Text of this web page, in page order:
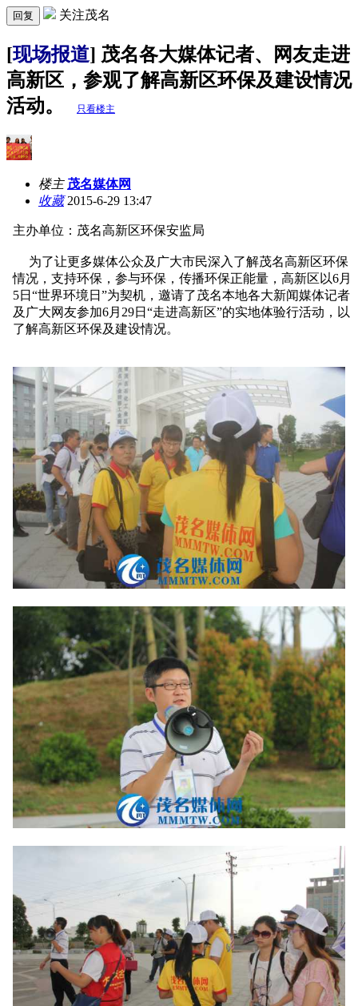
回复 关注茂名
[现场报道] 茂名各大媒体记者、网友走进
高新区，参观了解高新区环保及建设情况
活动。
只看楼主
楼主 茂名媒体网
收藏2015-6-29 13:47
主办单位：茂名高新区环保安监局
为了让更多媒体公众及广大市民深入了解茂名高新区环保
情况，支持环保，参与环保，传播环保正能量，高新区以6月
5日“世界环境日”为契机，邀请了茂名本地各大新闻媒体记者
及广大网友参加6月29日“走进高新区”的实地体验行活动，以
了解高新区环保及建设情况。